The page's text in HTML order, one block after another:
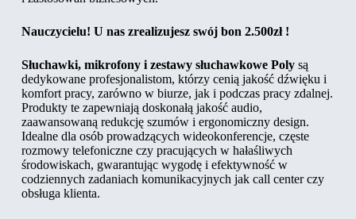
Nauczycielu! U nas zrealizujesz swój bon 2.500zł !
Słuchawki, mikrofony i zestawy słuchawkowe Polysą
dedykowane profesjonalistom, którzy cenią jakość dźwięku i
komfort pracy, zarówno w biurze, jak i podczas pracy zdalnej.
Produkty te zapewniają doskonałą jakość audio,
zaawansowaną redukcję szumów i ergonomiczny design.
Idealne dla osób prowadzących wideokonferencje, częste
rozmowy telefoniczne czy pracujących w hałaśliwych
środowiskach, gwarantując wygodę i efektywność w
codziennych zadaniach komunikacyjnych jak call center czy
obsługa klienta.